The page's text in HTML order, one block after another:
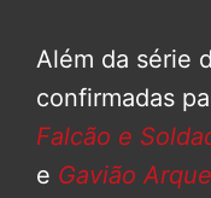
Além da série
confirmadas
Falcão e
e Gavião